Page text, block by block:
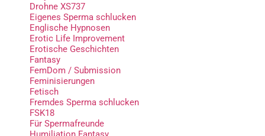
Drohne XS737
Eigenes Sperma schlucken
Englische Hypnosen
Erotic Life Improvement
Erotische Geschichten
Fantasy
FemDom / Submission
Feminisierungen
Fetisch
Fremdes Sperma schlucken
FSK18
Für Spermafreunde